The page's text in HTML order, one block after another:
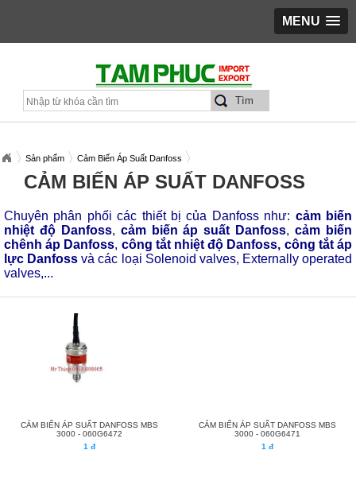
MENU
Sản phẩm Cảm Biến Áp Suất Danfoss
CẢM BIẾN ÁP SUẤT DANFOSS
Chuyên phân phối các thiết bị của Danfoss như: cảm biến
nhiệt độ Danfoss, cảm biến áp suất Danfoss,cảm biến
chênh áp Danfoss, công tắt nhiệt độ Danfoss, công tắt áp
lực Danfoss và các loại Solenoid valves, Externally operated
valves,...
CẢM BIẾN ÁP SUẤT DANFOSS MBS
3000 - 060G6472
1 đ
CẢM BIẾN ÁP SUẤT DANFOSS MBS
3000 - 060G6471
1 đ